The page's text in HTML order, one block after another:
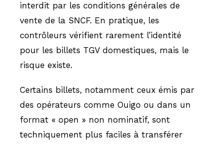
interdit par les conditions générales de
vente de la SNCF. En pratique, les
contrôleurs vérifient rarement l’identité
pour les billets TGV domestiques, mais le
risque existe.
Certains billets, notamment ceux émis par
des opérateurs comme Ouigo ou dans un
format « open » non nominatif, sont
techniquement plus faciles à transférer